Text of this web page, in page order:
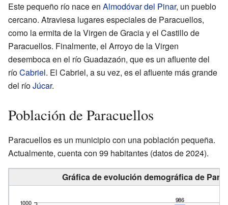
Este pequeño río nace en Almodóvar del Pinar, un pueblo
cercano. Atraviesa lugares especiales de Paracuellos,
como la ermita de la Virgen de Gracia y el Castillo de
Paracuellos. Finalmente, el Arroyo de la Virgen
desemboca en el río Guadazaón, que es un afluente del
ríoCabriel. El Cabriel, a su vez, es el afluente más grande
del ríoJúcar.
Población de Paracuellos
Paracuellos es un municipio con una población pequeña.
Actualmente, cuenta con 99 habitantes (datos de 2024).
Gráfica de evolución demográfica de